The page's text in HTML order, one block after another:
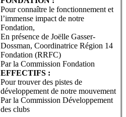
Pour connaître le fonctionnement et
l’immense impact de notre
Fondation,
En présence de Joëlle Gasser-
Dossman, Coordinatrice Région 14
Fondation (RRFC)
Par la Commission Fondation
EFFECTIFS :
Pour trouver des pistes de
développement de notre mouvement
Par la Commission Développement
des clubs